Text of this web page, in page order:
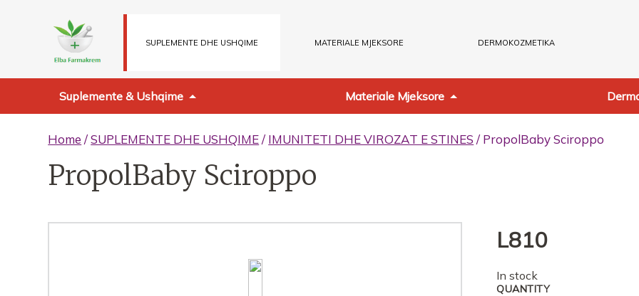
SUPLEMENTE DHE USHQIME MATERIALE MJEKSORE DERMOKOZMETIKA
Suplemente & Ushqime Materiale Mjeksore
Home /SUPLEMENTE DHE USHQIME/ IMUNITETI DHE VIROZAT E STINES / PropolBaby Sciroppo
PropolBaby Sciroppo
L810
In stock
QUANTITY